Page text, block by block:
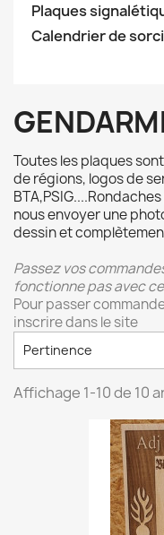
Plaques
Calendrier de
Toutes les plaques
de régions, logos de
nous envoyer une
dessin et
Passez vos
fonctionne pas avec
Pour passer
inscrire dans le site
Pertinence
Affichage 1-10 de 10